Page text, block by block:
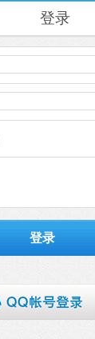
登录
登录